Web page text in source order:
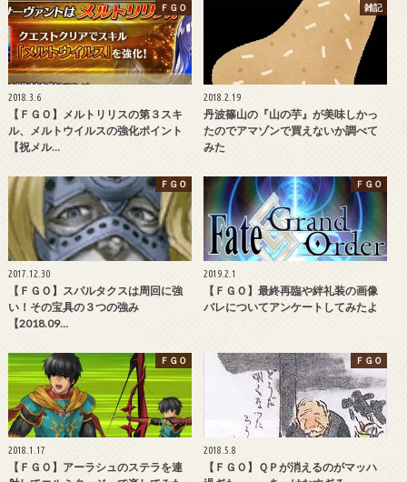
ＦＧＯ
2018.3.6
【ＦＧＯ】メルトリリスの第３スキ
ル、メルトウイルスの強化ポイント
【祝メル…
雑記
2018.2.19
丹波篠山の『山の芋』が美味しかっ
たのでアマゾンで買えないか調べて
みた
ＦＧＯ
2017.12.30
【ＦＧＯ】スパルタクスは周回に強
い！その宝具の３つの強み
【2018.09…
ＦＧＯ
2019.2.1
【ＦＧＯ】最終再臨や絆礼装の画像
バレについてアンケートしてみたよ
ＦＧＯ
2018.1.17
【ＦＧＯ】アーラシュのステラを連
ＦＧＯ
2018.5.8
【ＦＧＯ】ＱＰが消えるのがマッハ